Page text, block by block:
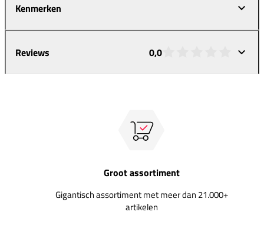
Kenmerken
Reviews 0,0
Groot assortiment
Gigantisch assortiment met meer dan 21.000+
artikelen